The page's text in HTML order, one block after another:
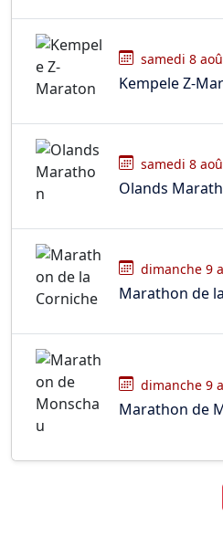
samedi 8
Kempele Z-
samedi 8
Olands
dimanche 9
Marathon de
dimanche 9
Marathon de